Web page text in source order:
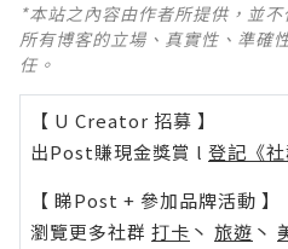
*本站之內容由作者所提供，並
所有博客的立場、真實性、準確
任。
【 U Creator 招募 】
出Post賺現金獎賞 l 登記《社
【 睇Post + 參加品牌活動 】
瀏覽更多社群 打卡 丶 旅遊 丶